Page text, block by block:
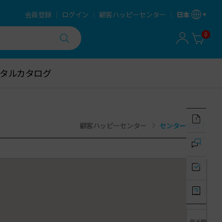
会員登録 ログイン 顧客ハッピーセンター 日本
0
ルカタログ
ルカタログ
顧客ハッピーセンター センターを探す